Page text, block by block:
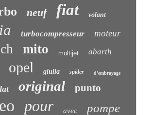
neuf fiat volant
turbocompresseur moteur
mito multijet abarth
opel giulia spider d'embrayage
original punto
pour avec pompe